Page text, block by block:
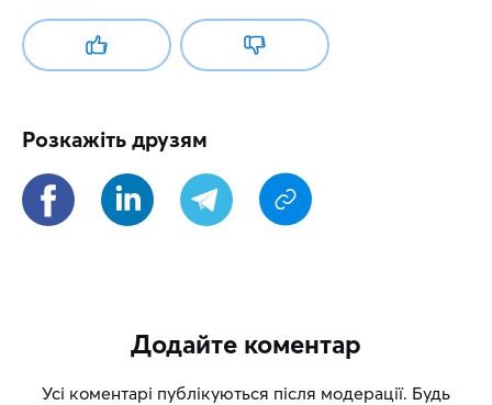
Розкажіть друзям
Додайте коментар
Усі коментарі публікуються після модерації. Будь